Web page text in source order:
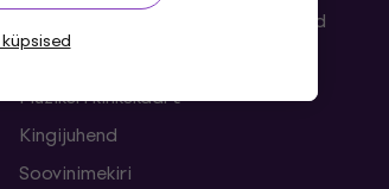
KKK - Korduma kippuvad küsimused
Muziker Blogi
Muzikeri kinkekaart
Kingijuhend
Soovinimekiri